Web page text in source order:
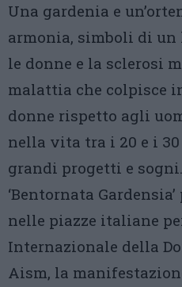
Una gardenia e
armonia, simboli di un
le donne e la sclerosi
malattia che colpisce
donne rispetto agli
nella vita tra i 20 e i
grandi progetti e
‘Bentornata
nelle piazze italiane
Internazionale della
Aism, la